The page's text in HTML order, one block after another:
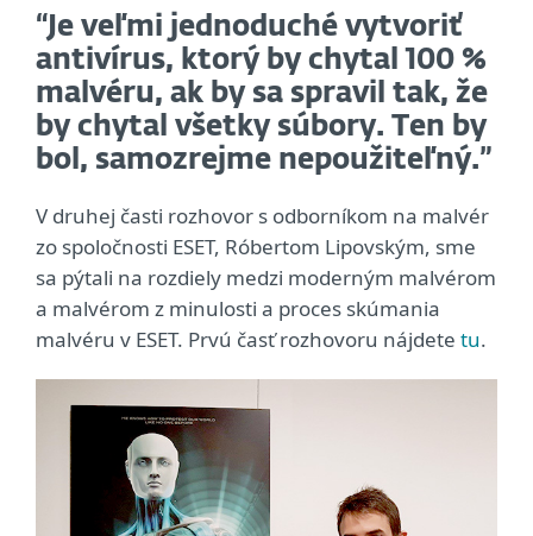
“Je veľmi jednoduché vytvoriť
antivírus, ktorý by chytal 100 %
malvéru, ak by sa spravil tak, že
by chytal všetky súbory. Ten by
bol, samozrejme nepoužiteľný.”
V druhej časti rozhovor s odborníkom na malvér
zo spoločnosti ESET, Róbertom Lipovským, sme
sa pýtali na rozdiely medzi moderným malvérom
a malvérom z minulosti a proces skúmania
malvéru v ESET. Prvú časť rozhovoru nájdete tu.